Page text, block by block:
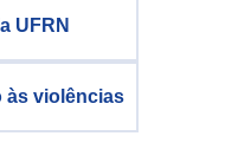
UFRN
às violências